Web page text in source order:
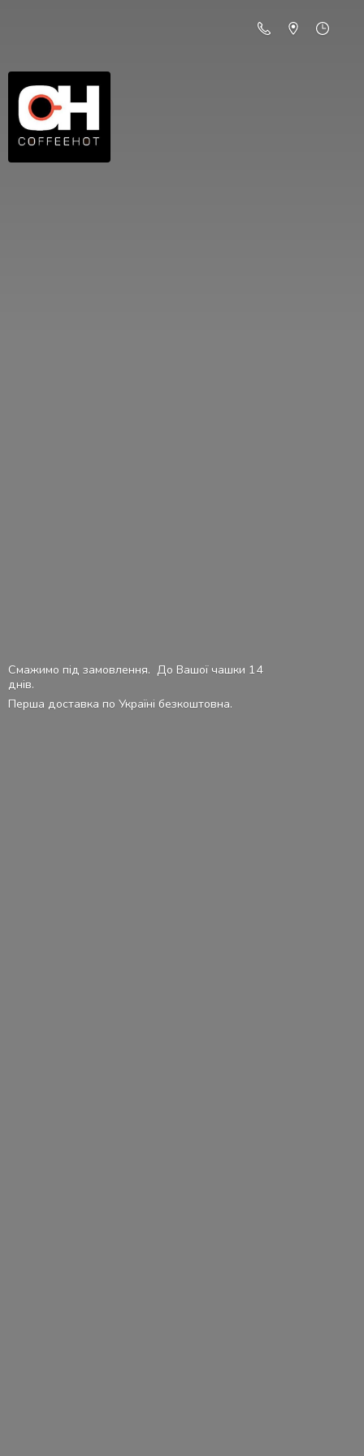
Смажимо під замовлення. До Вашої чашки 14
днів.
Перша доставка по Україні безкоштовна.